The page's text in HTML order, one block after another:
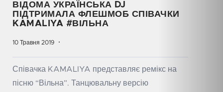
ВІДОМА УКРАЇНСЬКА DJ
ПІДТРИМАЛА ФЛЕШМОБ СПІВАЧКИ
KAMALIYA #ВІЛЬНА
10 Травня 2019
Співачка KAMALIYA представляє ремікс на
пісню “Вільна”. Танцювальну версію